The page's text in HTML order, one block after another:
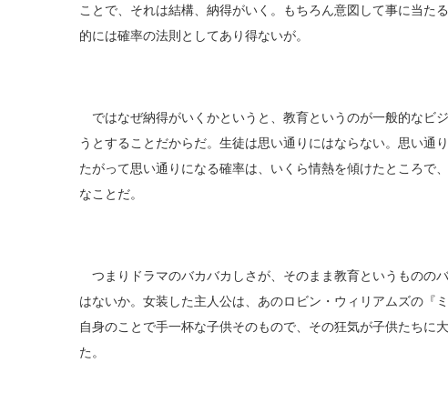
ことで、それは結構、納得がいく。もちろん意図して事に当た
的には確率の法則としてあり得ないが。
ではなぜ納得がいくかというと、教育というのが一般的なビ
うとすることだからだ。生徒は思い通りにはならない。思い通
たがって思い通りになる確率は、いくら情熱を傾けたところで
なことだ。
つまりドラマのバカバカしさが、そのまま教育というものの
はないか。女装した主人公は、あのロビン・ウィリアムズの
自身のことで手一杯な子供そのもので、その狂気が子供たちに
た。